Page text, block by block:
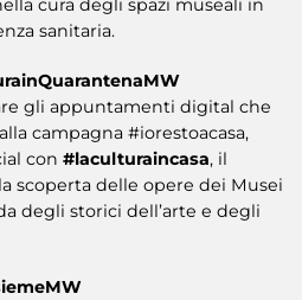
cura degli spazi museali in
sanitaria.
gli appuntamenti digital che
campagna #iorestoacasa,
con #laculturaincasa, il
scoperta delle opere dei Musei
degli storici dell’arte e degli